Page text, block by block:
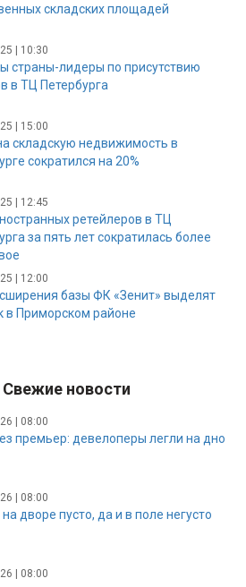
складских площадей
| 10:30
страны-лидеры по присутствию
в ТЦ Петербурга
| 15:00
складскую недвижимость в
сократился на 20%
| 12:45
ретейлеров в ТЦ
за пять лет сократилась более
| 12:00
базы ФК «Зенит» выделят
в Приморском районе
Свежие новости
| 08:00
премьер: девелоперы легли на дно
| 08:00
дворе пусто, да и в поле негусто
| 08:00